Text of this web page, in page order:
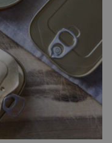
společnosti
1989 stává
[…]